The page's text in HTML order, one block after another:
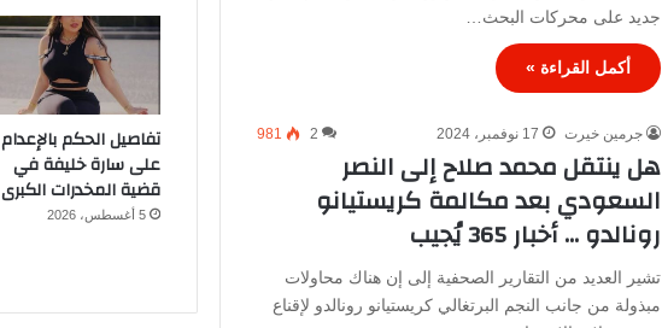
جديد على محركات البحث…
أكمل القراءة »
جرمين خيرت 17 نوفمبر، 2024 2
981
هل ينتقل محمد صلاح إلى النصر
السعودي بعد مكالمة كريستيانو
رونالدو … أخبار 365 يُجيب
تشير العديد من التقارير الصحفية إلى إن هناك محاولات
مبذولة من جانب النجم البرتغالي كريستيانو رونالدو لإقناع
تفاصيل الحكم بالإعدام
على سارة خليفة في
قضية المخدرات الكبرى
5 أغسطس، 2026